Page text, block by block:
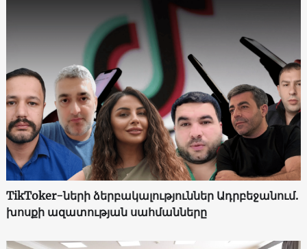
TikToker-ների ձերբակալություններ Ադրբեջանում.
խոսքի ազատության սահմանները